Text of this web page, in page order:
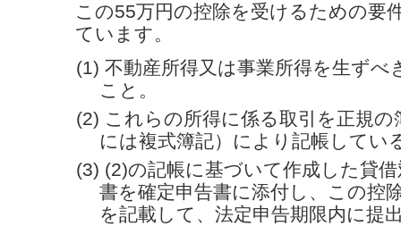
この55万円の控除を受けるための要
ています。
(1) 不動産所得又は事業所得を生ずべ
こと。
(2) これらの所得に係る取引を正規の
には複式簿記）により記帳してい
(3) (2)の記帳に基づいて作成した貸
書を確定申告書に添付し、この控
を記載して、法定申告期限内に提